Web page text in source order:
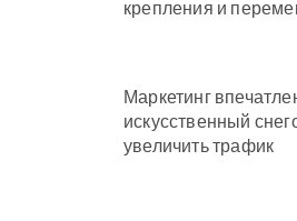
крепления и
Маркетинг
искусственный
увеличить трафик